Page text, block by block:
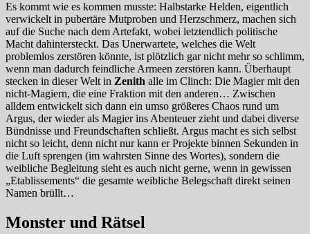
Es kommt wie es kommen musste: Halbstarke Helden, eigentlich
verwickelt in pubertäre Mutproben und Herzschmerz, machen sich
auf die Suche nach dem Artefakt, wobei letztendlich politische
Macht dahintersteckt. Das Unerwartete, welches die Welt
problemlos zerstören könnte, ist plötzlich gar nicht mehr so schlimm,
wenn man dadurch feindliche Armeen zerstören kann. Überhaupt
stecken in dieser Welt in Zenith alle im Clinch: Die Magier mit den
nicht-Magiern, die eine Fraktion mit den anderen… Zwischen
alldem entwickelt sich dann ein umso größeres Chaos rund um
Argus, der wieder als Magier ins Abenteuer zieht und dabei diverse
Bündnisse und Freundschaften schließt. Argus macht es sich selbst
nicht so leicht, denn nicht nur kann er Projekte binnen Sekunden in
die Luft sprengen (im wahrsten Sinne des Wortes), sondern die
weibliche Begleitung sieht es auch nicht gerne, wenn in gewissen
„Etablissements“ die gesamte weibliche Belegschaft direkt seinen
Namen brüllt…
Monster und Rätsel